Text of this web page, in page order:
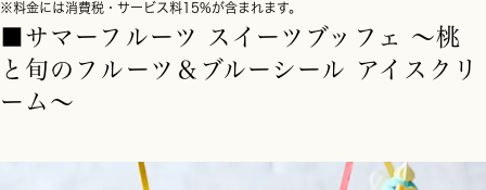
※料金には消費税・サービス料15%が含まれます。
■サマーフルーツ スイーツブッフェ ～桃
と旬のフルーツ＆ブルーシール アイスクリ
ーム～